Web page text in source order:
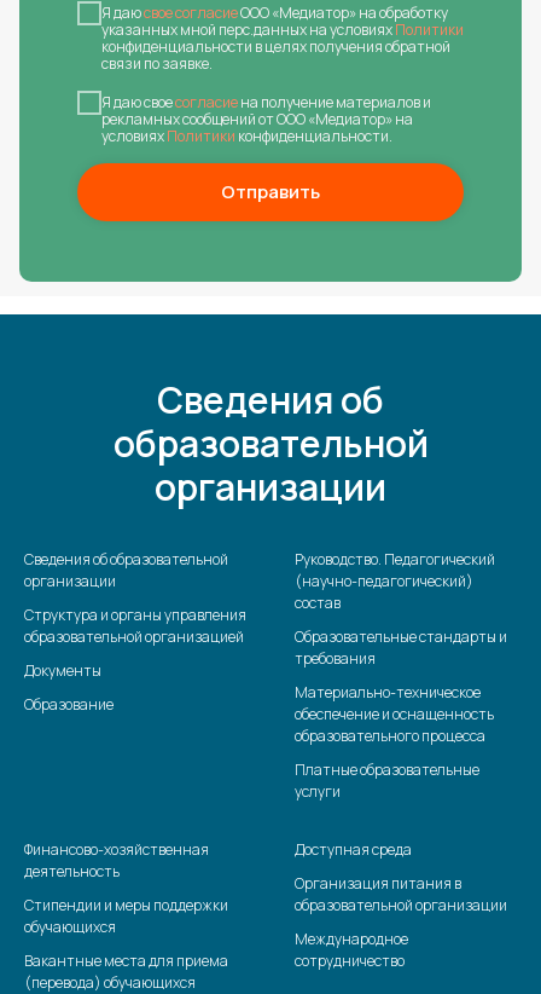
Я даюсвое согласиеООО «Медиатор» на обработку
указанных мной перс.данных на условияхПолитики
конфиденциальности в целях получения обратной
связи по заявке.
Я даю своесогласиена получение материалов и
рекламных сообщений от ООО «Медиатор» на
условияхПолитики конфиденциальности.
Отправить
Сведения об
образовательной
организации
Сведения об образовательной
организации
Структура и органы управления
образовательной организацией
Документы
Образование
Руководство. Педагогический
(научно-педагогический)
состав
Образовательные стандарты и
требования
Материально-техническое
обеспечение и оснащенность
образовательного процесса
Платные образовательные
услуги
Финансово-хозяйственная
деятельность
Стипендии и меры поддержки
обучающихся
Вакантные места для приема
(перевода) обучающихся
Доступная среда
Организация питания в
образовательной организации
Международное
сотрудничество